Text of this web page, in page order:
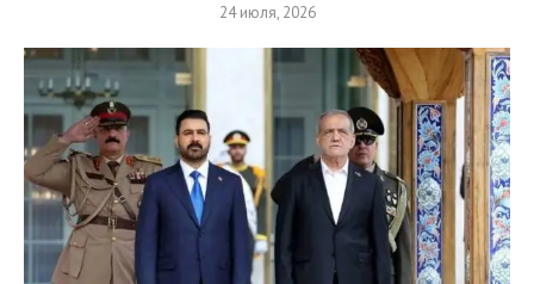
24 июля, 2026